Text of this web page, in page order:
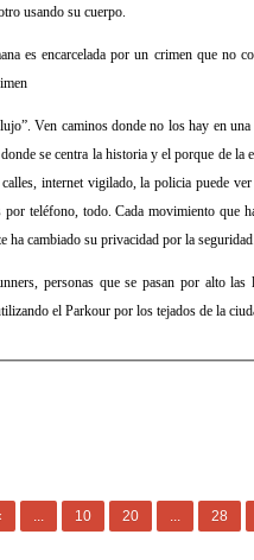
usando su cuerpo.
es encarcelada por un crimen que no
Ven caminos donde no los hay en
se centra la historia y el porque de
calles, internet vigilado, la policia puede
por teléfono, todo. Cada movimiento que
ha cambiado su privacidad por la
personas que se pasan por alto
el Parkour por los tejados de la
... 10 20 ... 28